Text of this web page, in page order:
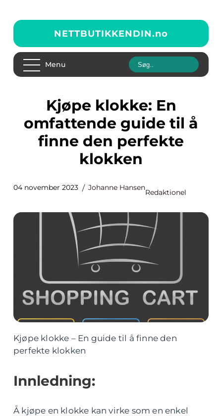
NETTBUTIKKENDIN.no
Menu
Kjøpe klokke: En
omfattende guide til å
finne den perfekte
klokken
04 november 2023 Johanne Hansen
Redaktionel
Kjøpe klokke – En guide til å finne den
perfekte klokken
Innledning:
Å kjøpe en klokke kan virke som en enkel